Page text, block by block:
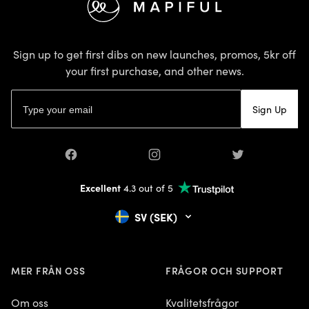
Sign up to get first dibs on new launches, promos, 5kr off
your first purchase, and other news.
Sign Up
Facebook Instagram Twitter
Excellent4.3 out of 5
SV (SEK)
MER FRÅN OSS
Om oss
FRÅGOR OCH SUPPORT
Kvalitetsfrågor